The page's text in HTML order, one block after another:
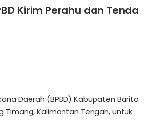
Kirim Perahu dan Tenda
Daerah (BPBD) Kabupaten Barito
Timang, Kalimantan Tengah, untuk